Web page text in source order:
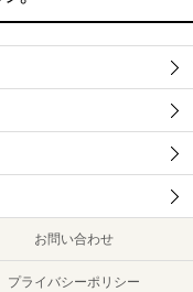
お問い合わせ
プライバシーポリシー